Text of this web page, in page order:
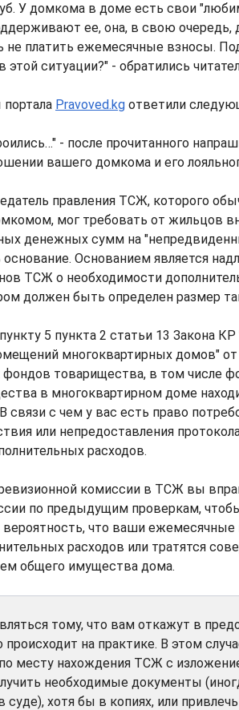
У домкома в доме есть свои
ее, она, в свою очередь,
не платить ежемесячные взносы.
этой ситуации?" - обратились
Pravoved.kg ответили
- после прочитанного
вашего домкома и его
правления ТСЖ, которого
мог требовать от жильцов
денежных сумм на
Основанием является
ТСЖ о необходимости
должен быть определен размер
5 пункта 2 статьи 13 Закона
многоквартирных домов" от
товарищества, в том числе
в многоквартирном доме
связи с чем у вас есть право
или непредоставления
расходов.
комиссии в ТСЖ вы
по предыдущим проверкам,
что ваши
расходов или тратятся
общего имущества дома.
тому, что вам откажут в
происходит на практике. В этом
месту нахождения ТСЖ с
необходимые документы
суде), хотя бы в копиях, или